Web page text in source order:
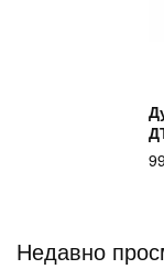
Недавно